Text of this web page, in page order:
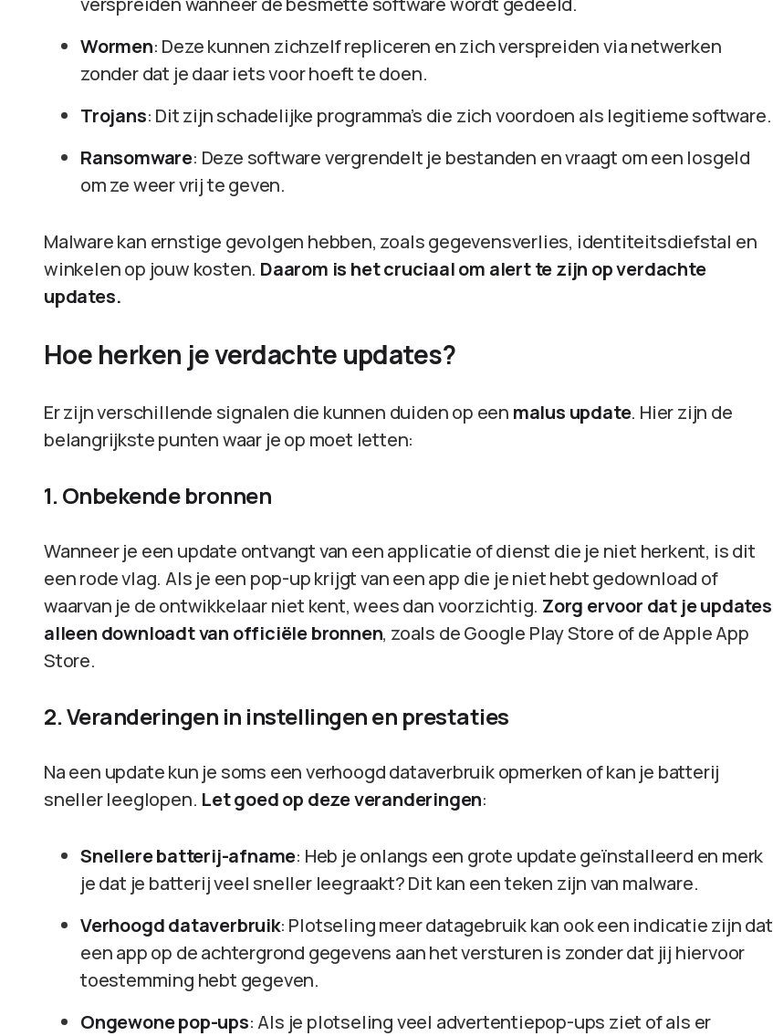
Wormen: Deze kunnen zichzelf repliceren en zich verspreiden via netwerken
zonder dat je daar iets voor hoeft te doen.
Trojans: Dit zijn schadelijke programma’s die zich voordoen als legitieme software.
Ransomware: Deze software vergrendelt je bestanden en vraagt om een losgeld
om ze weer vrij te geven.
Malware kan ernstige gevolgen hebben, zoals gegevensverlies, identiteitsdiefstal en
winkelen op jouw kosten. Daarom is het cruciaal om alert te zijn op verdachte
updates.
Hoe herken je verdachte updates?
Er zijn verschillende signalen die kunnen duiden op een malus update. Hier zijn de
belangrijkste punten waar je op moet letten:
1. Onbekende bronnen
Wanneer je een update ontvangt van een applicatie of dienst die je niet herkent, is dit
een rode vlag. Als je een pop-up krijgt van een app die je niet hebt gedownload of
waarvan je de ontwikkelaar niet kent, wees dan voorzichtig. Zorg ervoor dat je updates
alleen downloadt van officiële bronnen, zoals de Google Play Store of de Apple App
Store.
2. Veranderingen in instellingen en prestaties
Na een update kun je soms een verhoogd dataverbruik opmerken of kan je batterij
sneller leeglopen. Let goed op deze veranderingen:
Snellere batterij-afname: Heb je onlangs een grote update geïnstalleerd en merk
je dat je batterij veel sneller leegraakt? Dit kan een teken zijn van malware.
Verhoogd dataverbruik: Plotseling meer datagebruik kan ook een indicatie zijn dat
een app op de achtergrond gegevens aan het versturen is zonder dat jij hiervoor
toestemming hebt gegeven.
Ongewone pop-ups: Als je plotseling veel advertentiepop-ups ziet of als er